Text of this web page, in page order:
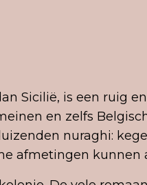
Sicilië, is een ruig
en zelfs
nuraghi:
afmetingen kunnen